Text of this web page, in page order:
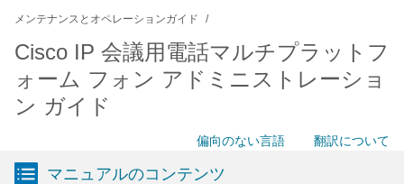
メンテナンスとオペレーションガイド
Cisco IP 会議用電話マルチプラットフ
ォーム フォン アドミニストレーショ
ン ガイド
偏向のない言語 翻訳について
マニュアルのコンテンツ